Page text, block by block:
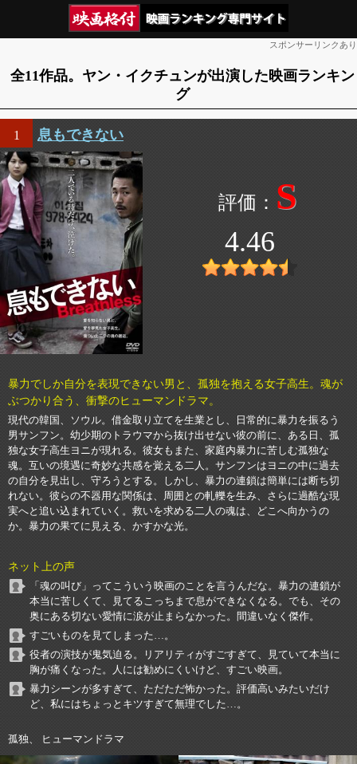
スポンサーリンクあり
全11作品。ヤン・イクチュンが出演した映画ランキン
グ
1 息もできない
S
4.46
暴力でしか自分を表現できない男と、孤独を抱える女子高生。魂が
ぶつかり合う、衝撃のヒューマンドラマ。
現代の韓国、ソウル。借金取り立てを生業とし、日常的に暴力を振るう
男サンフン。幼少期のトラウマから抜け出せない彼の前に、ある日、孤
独な女子高生ヨニが現れる。彼女もまた、家庭内暴力に苦しむ孤独な
魂。互いの境遇に奇妙な共感を覚える二人。サンフンはヨニの中に過去
の自分を見出し、守ろうとする。しかし、暴力の連鎖は簡単には断ち切
れない。彼らの不器用な関係は、周囲との軋轢を生み、さらに過酷な現
実へと追い込まれていく。救いを求める二人の魂は、どこへ向かうの
か。暴力の果てに見える、かすかな光。
ネット上の声
「魂の叫び」ってこういう映画のことを言うんだな。暴力の連鎖が
本当に苦しくて、見てるこっちまで息ができなくなる。でも、その
奥にある切ない愛情に涙が止まらなかった。間違いなく傑作。
すごいものを見てしまった…。
役者の演技が鬼気迫る。リアリティがすごすぎて、見ていて本当に
胸が痛くなった。人には勧めにくいけど、すごい映画。
暴力シーンが多すぎて、ただただ怖かった。評価高いみたいだけ
ど、私にはちょっとキツすぎて無理でした…。
孤独、 ヒューマンドラマ